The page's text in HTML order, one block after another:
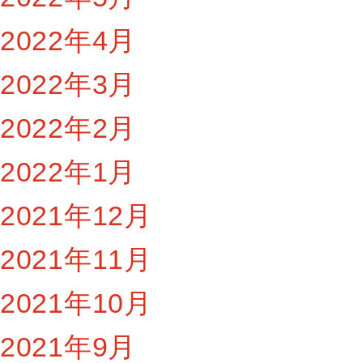
2022年4月
2022年3月
2022年2月
2022年1月
2021年12月
2021年11月
2021年10月
2021年9月